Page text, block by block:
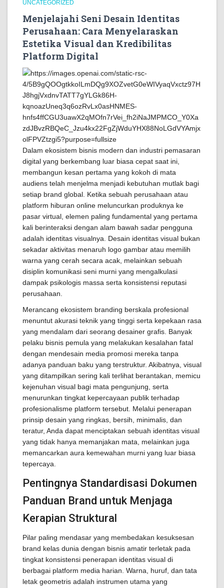
UNCATEGORIZED
Menjelajahi Seni Desain Identitas
Perusahaan: Cara Menyelaraskan
Estetika Visual dan Kredibilitas
Platform Digital
Dalam ekosistem bisnis modern dan industri pemasaran
digital yang berkembang luar biasa cepat saat ini,
membangun kesan pertama yang kokoh di mata
audiens telah menjelma menjadi kebutuhan mutlak bagi
setiap brand global. Ketika sebuah perusahaan atau
platform hiburan online meluncurkan produknya ke
pasar virtual, elemen paling fundamental yang pertama
kali berinteraksi dengan alam bawah sadar pengguna
adalah identitas visualnya. Desain identitas visual bukan
sekadar aktivitas menaruh logo gambar atau memilih
warna yang cerah secara acak, melainkan sebuah
disiplin komunikasi seni murni yang mengalkulasi
dampak psikologis massa serta konsistensi reputasi
perusahaan.
Merancang ekosistem branding berskala profesional
menuntut akurasi teknik yang tinggi serta kepekaan rasa
yang mendalam dari seorang desainer grafis. Banyak
pelaku bisnis pemula yang melakukan kesalahan fatal
dengan mendesain media promosi mereka tanpa
adanya panduan baku yang terstruktur. Akibatnya, visual
yang ditampilkan sering kali terlihat berantakan, memicu
kejenuhan visual bagi mata pengunjung, serta
menurunkan tingkat kepercayaan publik terhadap
profesionalisme platform tersebut. Melalui penerapan
prinsip desain yang ringkas, bersih, minimalis, dan
teratur, Anda dapat menciptakan sebuah identitas visual
yang tidak hanya memanjakan mata, melainkan juga
memancarkan aura kemewahan murni yang luar biasa
tepercaya.
Pentingnya Standardisasi Dokumen
Panduan Brand untuk Menjaga
Kerapian Struktural
Pilar paling mendasar yang membedakan kesuksesan
brand kelas dunia dengan bisnis amatir terletak pada
tingkat konsistensi penerapan identitas visual di
berbagai platform media harian. Warna, huruf, dan tata
letak geometris adalah instrumen utama yang